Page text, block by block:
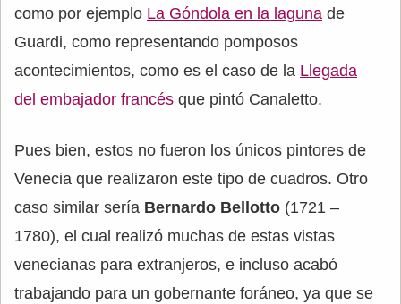
como por ejemplo La Góndola en la laguna de
Guardi, como representando pomposos
acontecimientos, como es el caso de la Llegada
del embajador francés que pintó Canaletto.
Pues bien, estos no fueron los únicos pintores de
Venecia que realizaron este tipo de cuadros. Otro
caso similar sería Bernardo Bellotto (1721 –
1780), el cual realizó muchas de estas vistas
venecianas para extranjeros, e incluso acabó
trabajando para un gobernante foráneo, ya que se